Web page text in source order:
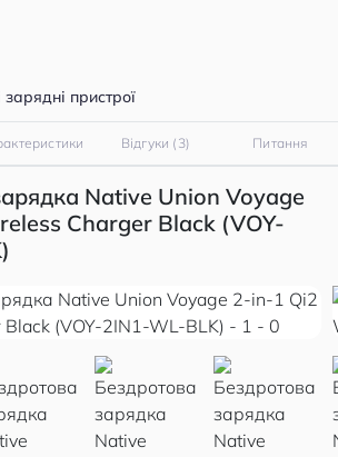
пристрої
Відгуки (3) Питання
Native Union Voyage
Charger Black (VOY-